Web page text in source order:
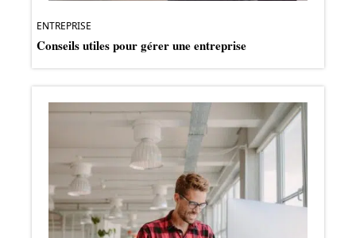
ENTREPRISE
Conseils utiles pour gérer une entreprise